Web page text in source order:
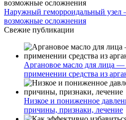
Наружный геморроидальный узел
возможные осложнения
Свежие публикации
Аргановое масло для лица —
применении средства из
Низкое и пониженное
причины, признаки, лечение